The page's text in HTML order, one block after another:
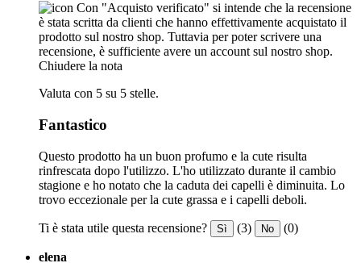
Con "Acquisto verificato" si intende che la recensione
è stata scritta da clienti che hanno effettivamente acquistato il
prodotto sul nostro shop. Tuttavia per poter scrivere una
recensione, è sufficiente avere un account sul nostro shop.
Chiudere la nota
Valuta con 5 su 5 stelle.
Fantastico
Questo prodotto ha un buon profumo e la cute risulta
rinfrescata dopo l'utilizzo. L'ho utilizzato durante il cambio
stagione e ho notato che la caduta dei capelli è diminuita. Lo
trovo eccezionale per la cute grassa e i capelli deboli.
Ti è stata utile questa recensione? Sì (3) No (0)
elena